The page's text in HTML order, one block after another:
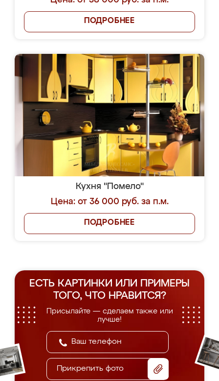
ПОДРОБНЕЕ
Кухня "Помело"
Цена: от 36 000 руб. за п.м.
ПОДРОБНЕЕ
ЕСТЬ КАРТИНКИ ИЛИ ПРИМЕРЫ
ТОГО, ЧТО НРАВИТСЯ?
Присылайте — сделаем также или
лучше!
Прикрепить фото